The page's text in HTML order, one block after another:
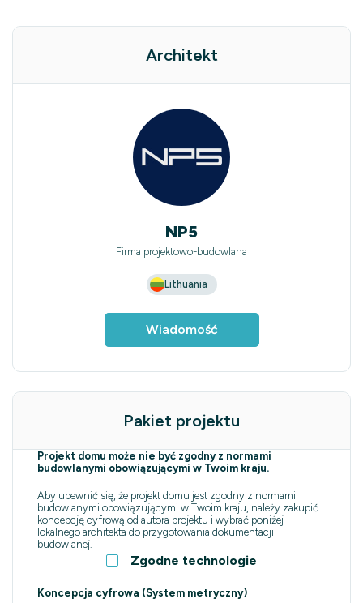
Architekt
NP5
Firma projektowo-budowlana
Lithuania
Wiadomość
Pakiet projektu
Projekt domu może nie być zgodny z normami
budowlanymi obowiązującymi w Twoim kraju.
Aby upewnić się, że projekt domu jest zgodny z normami
budowlanymi obowiązującymi w Twoim kraju, należy zakupić
koncepcję cyfrową od autora projektu i wybrać poniżej
lokalnego architekta do przygotowania dokumentacji
budowlanej.
Zgodne technologie
Koncepcja cyfrowa (System metryczny)